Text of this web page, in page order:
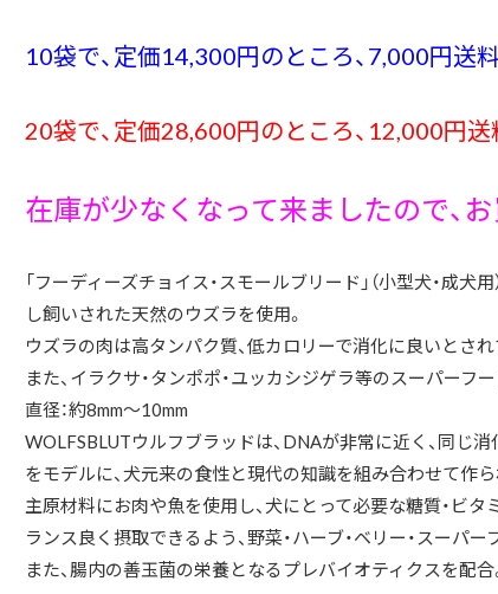
10袋で、定価14,300円のところ、7,000円送
20袋で、定価28,600円のところ、12,000円
在庫が少なくなって来ましたので、お
「フーディーズチョイス・スモールブリード」（小型犬・成犬
し飼いされた天然のウズラを使用。
ウズラの肉は高タンパク質、低カロリーで消化に良いとされ
また、イラクサ・タンポポ・ユッカシジゲラ等のスーパーフ
直径：約8mm〜10mm
WOLFSBLUTウルフブラッドは、DNAが非常に近く、同じ
をモデルに、犬元来の食性と現代の知識を組み合わせて作ら
主原材料にお肉や魚を使用し、犬にとって必要な糖質・ビタ
ランス良く摂取できるよう、野菜・ハーブ・ベリー・スーパ
また、腸内の善玉菌の栄養となるプレバイオティクスを配合